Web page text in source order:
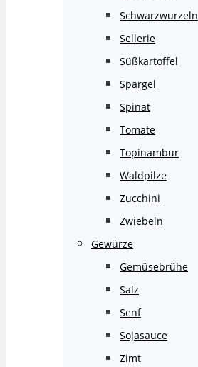
Schwarzwurzeln
Sellerie
Süßkartoffel
Spargel
Spinat
Tomate
Topinambur
Waldpilze
Zucchini
Zwiebeln
Gewürze
Gemüsebrühe
Salz
Senf
Sojasauce
Zimt